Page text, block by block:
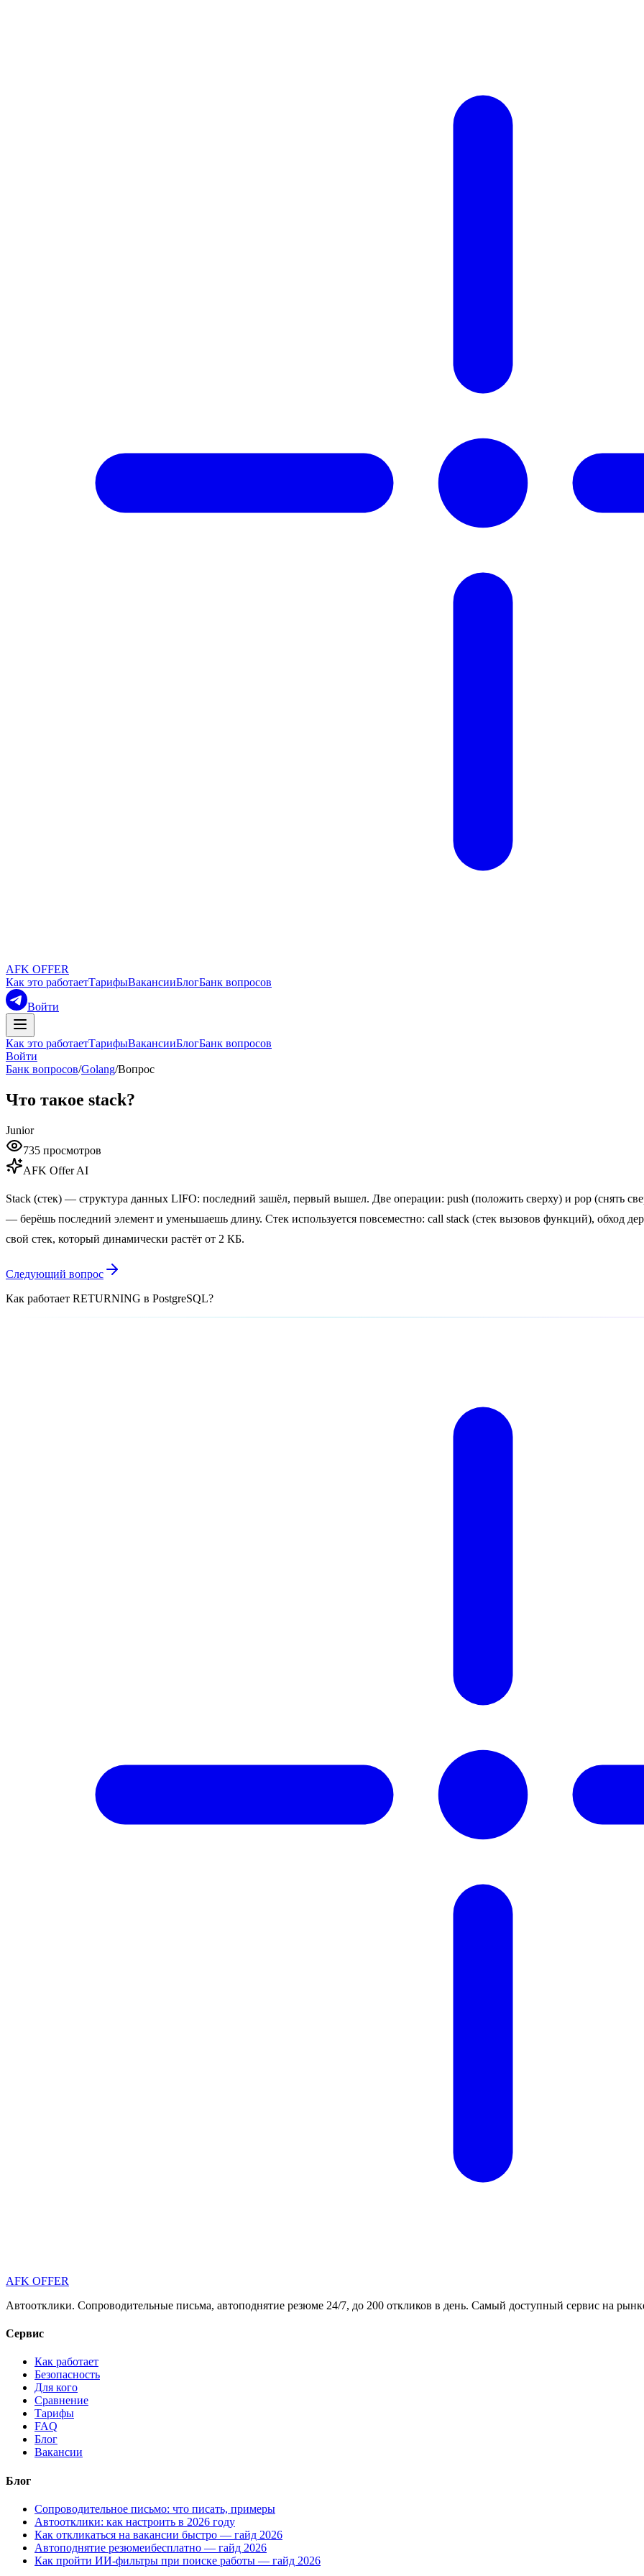
AFK OFFER
Как это работаетТарифыВакансииБлогБанк вопросов
Войти
Как это работаетТарифыВакансииБлогБанк вопросов
Войти
Банк вопросов/Golang/Вопрос
Что такое stack?
Junior
735 просмотров
AFK Offer AI
Stack (стек) — структура данных LIFO: последний зашёл, первый вышел. Две операции: push (положить сверху) и pop (снять
— берёшь последний элемент и уменьшаешь длину. Стек используется повсеместно: call stack (стек вызовов функций), обход
свой стек, который динамически растёт от 2 КБ.
Следующий вопрос
Как работает RETURNING в PostgreSQL?
AFK OFFER
Автоотклики. Сопроводительные письма, автоподнятие резюме 24/7, до 200 откликов в день. Самый доступный сервис на
Сервис
Как работает
Безопасность
Для кого
Сравнение
Тарифы
FAQ
Блог
Вакансии
Блог
Сопроводительное письмо: что писать, примеры
Автоотклики: как настроить в 2026 году
Как откликаться на вакансии быстро — гайд 2026
Автоподнятие резюмеибесплатно — гайд 2026
Как пройти ИИ-фильтры при поиске работы — гайд 2026